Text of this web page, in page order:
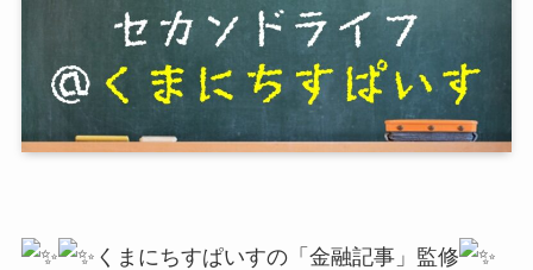
くまにちすぱいすの「金融記事」監修